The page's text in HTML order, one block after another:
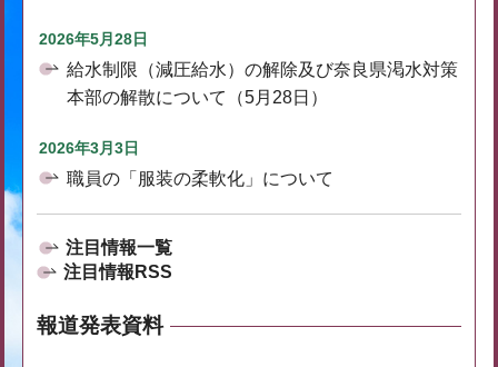
2026年5月28日
給水制限（減圧給水）の解除及び奈良県渇水対策
本部の解散について（5月28日）
2026年3月3日
職員の「服装の柔軟化」について
注目情報一覧
注目情報RSS
報道発表資料